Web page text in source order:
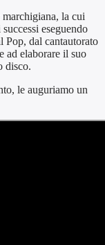
la cui
eseguendo
Pop, dal cantautorato
ad elaborare il suo
disco.
le auguriamo un